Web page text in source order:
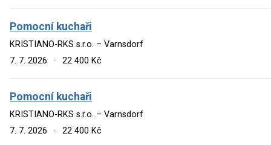
Pomocní kuchaři
KRISTIANO-RKS s.r.o. – Varnsdorf
7. 7. 2026
· 22 400 Kč
Pomocní kuchaři
KRISTIANO-RKS s.r.o. – Varnsdorf
7. 7. 2026
· 22 400 Kč